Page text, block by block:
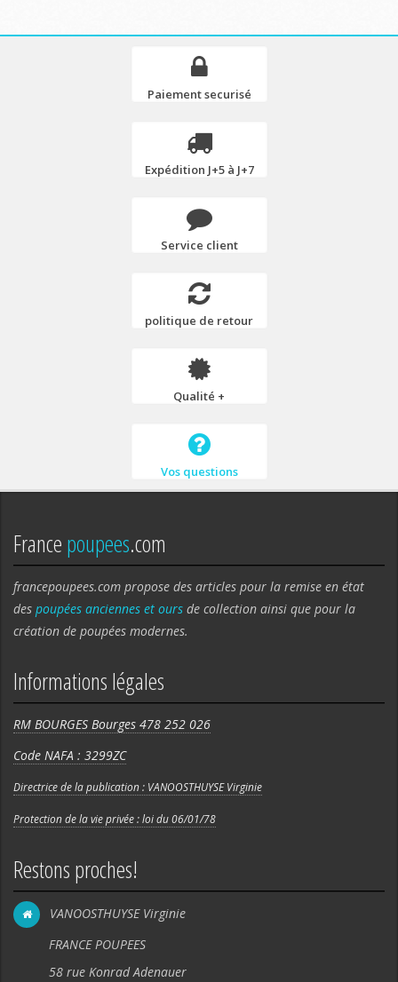
Paiement securisé
Expédition J+5 à J+7
Service client
politique de retour
Qualité +
Vos questions
Francepoupees.com
francepoupees.com propose des articles pour la remise en état
des poupées anciennes et ours de collection ainsi que pour la
création de poupées modernes.
Informations légales
RM BOURGES Bourges 478 252 026
Code NAFA : 3299ZC
Directrice de la publication : VANOOSTHUYSE Virginie
Protection de la vie privée : loi du 06/01/78
Restons proches!
VANOOSTHUYSE Virginie
FRANCE POUPEES
58 rue Konrad Adenauer